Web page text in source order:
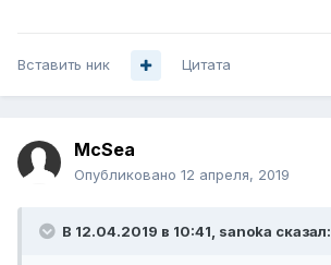
Вставить ник Цитата
McSea
Опубликовано 12 апреля, 2019
В 12.04.2019 в 10:41, sanoka сказал: